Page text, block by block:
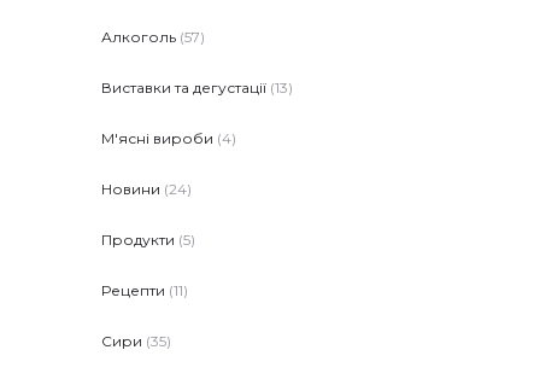
Алкоголь (57)
Виставки та дегустації (13)
М'ясні вироби (4)
Новини (24)
Продукти (5)
Рецепти (11)
Сири (35)